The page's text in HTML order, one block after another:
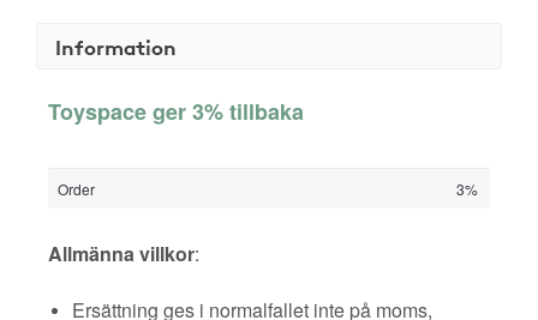
Information
Toyspace ger 3% tillbaka
Order 3%
Allmänna villkor:
Ersättning ges i normalfallet inte på moms,